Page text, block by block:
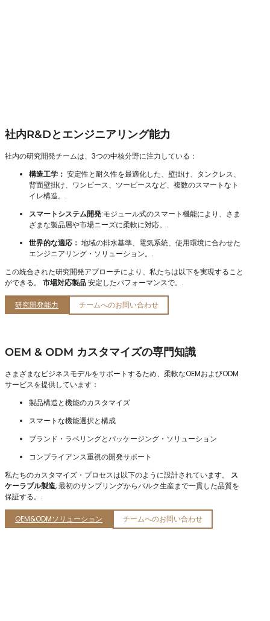
社内R&Dとエンジニアリング能力
社内の研究開発チームは、3つの中核分野に注力している：
構造工学： 安定性と耐久性を最適化した、壁掛け、タンクレス、
背面壁掛け、ワンピース、ツーピースなど、複数のスマートなト
イレ構造。.
スマートシステム開発:モジュール式のスマート機能により、さま
ざまな製品層や市場ニーズに柔軟に対応。.
世界的な適応： 地域の排水基準、電気系統、使用環境に合わせた
エンジニアリング・ソリューション。.
この統合された研究開発アプローチにより、私たちは以下を実現すること
ができる。 市場対応製品安定したパフォーマンスで。.
研究開発能力 チームへのお問い合わせ
OEM & ODM カスタマイズの専門知識
さまざまなビジネスモデルをサポートするため、柔軟なOEMおよびODM
サービスを提供しています：
製品構造と機能のカスタマイズ
スマートな機能選択と構成
ブランド・ラベリングとパッケージング・ソリューション
コンプライアンス重視の開発サポート
私たちのカスタマイズ・プロセスは以下のように設計されています。 ス
ケーラブル製造, 最初のサンプリングからバルク生産まで一貫した品質を
保証する。.
OEM&ODMソリューション チームへのお問い合わせ